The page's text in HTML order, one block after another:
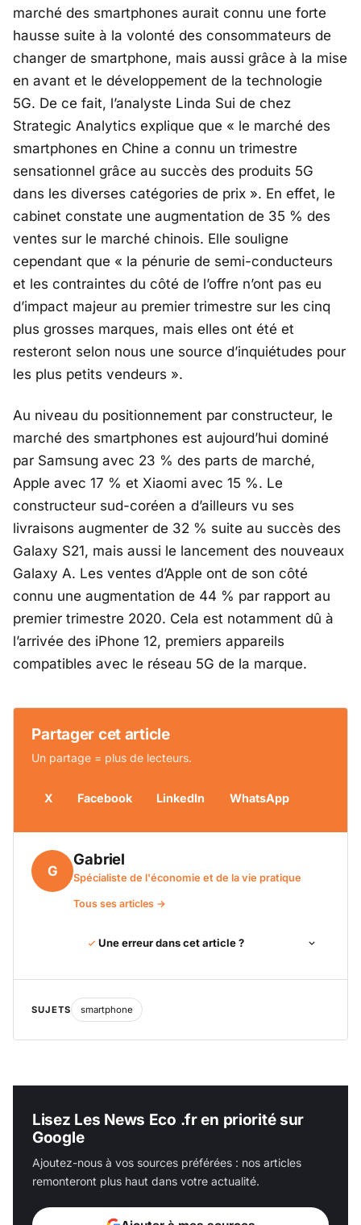
marché des smartphones aurait connu une forte
hausse suite à la volonté des consommateurs de
changer de smartphone, mais aussi grâce à la mise
en avant et le développement de la technologie
5G. De ce fait, l’analyste Linda Sui de chez
Strategic Analytics explique que « le marché des
smartphones en Chine a connu un trimestre
sensationnel grâce au succès des produits 5G
dans les diverses catégories de prix ». En effet, le
cabinet constate une augmentation de 35 % des
ventes sur le marché chinois. Elle souligne
cependant que « la pénurie de semi-conducteurs
et les contraintes du côté de l’offre n’ont pas eu
d’impact majeur au premier trimestre sur les cinq
plus grosses marques, mais elles ont été et
resteront selon nous une source d’inquiétudes pour
les plus petits vendeurs ».
Au niveau du positionnement par constructeur, le
marché des smartphones est aujourd’hui dominé
par Samsung avec 23 % des parts de marché,
Apple avec 17 % et Xiaomi avec 15 %. Le
constructeur sud-coréen a d’ailleurs vu ses
livraisons augmenter de 32 % suite au succès des
Galaxy S21, mais aussi le lancement des nouveaux
Galaxy A. Les ventes d’Apple ont de son côté
connu une augmentation de 44 % par rapport au
premier trimestre 2020. Cela est notamment dû à
l’arrivée des iPhone 12, premiers appareils
compatibles avec le réseau 5G de la marque.
Partager cet article
Un partage = plus de lecteurs.
X Facebook LinkedIn WhatsApp
G
Gabriel
Spécialiste de l'économie et de la vie pratique
Tous ses articles →
Une erreur dans cet article ?
SUJETS smartphone
Lisez Les News Eco .fr en priorité sur
Google
Ajoutez-nous à vos sources préférées : nos articles
remonteront plus haut dans votre actualité.